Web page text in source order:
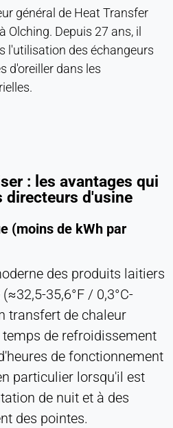
général de Heat Transfer
Olching. Depuis 27 ans, il
l'utilisation des échangeurs
d'oreiller dans les
: les avantages qui
directeurs d'usine
(moins de kWh par
des produits laitiers
35,6°F / 0,3°C-
transfert de chaleur
de refroidissement
de fonctionnement
particulier lorsqu'il est
de nuit et à des
des pointes.
comment le site web
les performances et la
sont traitées de manière
l'efficacité du marketing et
liés à l'entreprise.